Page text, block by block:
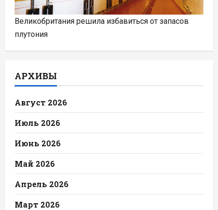
Великобритания решила избавиться от запасов
плутония
АРХИВЫ
Август 2026
Июль 2026
Июнь 2026
Май 2026
Апрель 2026
Март 2026